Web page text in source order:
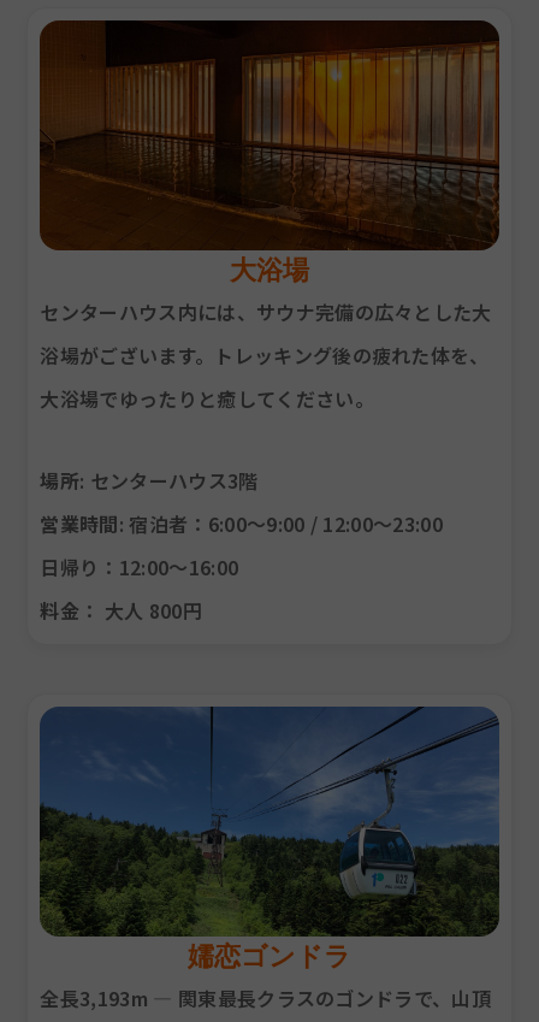
大浴場
センターハウス内には、サウナ完備の広々とした大
浴場がございます。トレッキング後の疲れた体を、
大浴場でゆったりと癒してください。
場所: センターハウス3階
営業時間: 宿泊者：6:00〜9:00 / 12:00〜23:00
日帰り：12:00〜16:00
料金 ： 大人 800円
嬬恋ゴンドラ
全長3,193m — 関東最長クラスのゴンドラで、山頂